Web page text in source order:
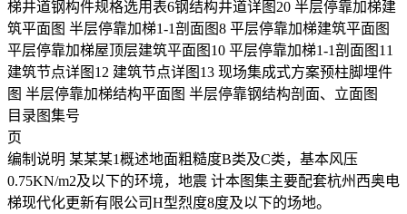
梯井道钢构件规格选用表6钢结构井道详图20 半层停靠加梯建
筑平面图 半层停靠加梯1-1剖面图8 平层停靠加梯建筑平面图
平层停靠加梯屋顶层建筑平面图10 平层停靠加梯1-1剖面图11
建筑节点详图12 建筑节点详图13 现场集成式方案预柱脚埋件
图 半层停靠加梯结构平面图 半层停靠钢结构剖面、立面图
目录图集号
页
编制说明 某某某1概述地面粗糙度B类及C类，基本风压
0.75KN/m2及以下的环境，地震 计本图集主要配套杭州西奥电
梯现代化更新有限公司H型烈度8度及以下的场地。